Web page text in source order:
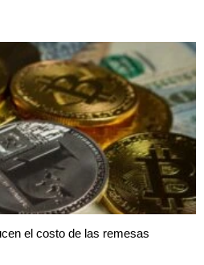
el costo de las remesas